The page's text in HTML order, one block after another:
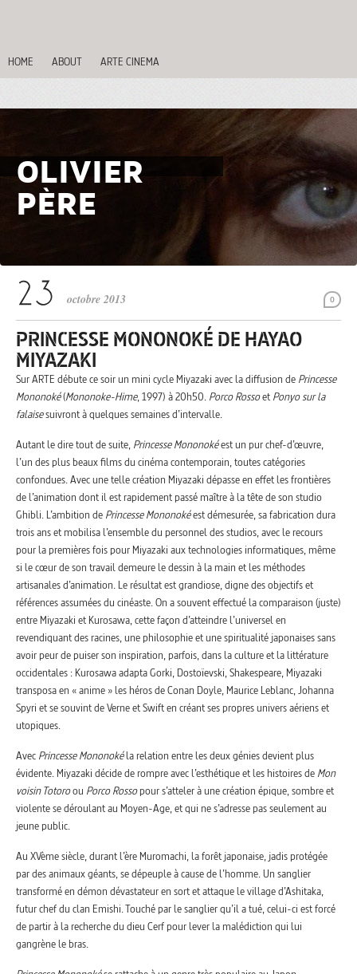
HOME ABOUT ARTE CINEMA
OLIVIER
PÈRE
0
octobre 2013
PRINCESSE MONONOKÉ DE HAYAO
MIYAZAKI
Sur ARTE débute ce soir un mini cycle Miyazaki avec la diffusion de Princesse
Mononoké(Mononoke-Hime, 1997) à 20h50. Porco Rossoet Ponyo sur la
falaisesuivront à quelques semaines d’intervalle.
Autant le dire tout de suite, Princesse Mononokéest un pur chef-d’œuvre,
l’un des plus beaux films du cinéma contemporain, toutes catégories
confondues. Avec une telle création Miyazaki dépasse en effet les frontières
de l’animation dont il est rapidement passé maître à la tête de son studio
Ghibli. L’ambition de Princesse Mononokéest démesurée, sa fabrication dura
trois ans et mobilisa l’ensemble du personnel des studios, avec le recours
pour la premières fois pour Miyazaki aux technologies informatiques, même
si le cœur de son travail demeure le dessin à la main et les méthodes
artisanales d’animation. Le résultat est grandiose, digne des objectifs et
références assumées du cinéaste. On a souvent effectué la comparaison (juste)
entre Miyazaki et Kurosawa, cette façon d’atteindre l’universel en
revendiquant des racines, une philosophie et une spiritualité japonaises sans
avoir peur de puiser son inspiration, parfois, dans la culture et la littérature
occidentales : Kurosawa adapta Gorki, Dostoïevski, Shakespeare, Miyazaki
transposa en « anime » les héros de Conan Doyle, Maurice Leblanc, Johanna
Spyri et se souvint de Verne et Swift en créant ses propres univers aériens et
utopiques.
Avec Princesse Mononokéla relation entre les deux génies devient plus
évidente. Miyazaki décide de rompre avec l’esthétique et les histoires de Mon
voisin Totoroou Porco Rossopour s’atteler à une création épique, sombre et
violente se déroulant au Moyen-Age, et qui ne s’adresse pas seulement au
jeune public.
Au XVème siècle, durant l’ère Muromachi, la forêt japonaise, jadis protégée
par des animaux géants, se dépeuple à cause de l’homme. Un sanglier
transformé en démon dévastateur en sort et attaque le village d’Ashitaka,
futur chef du clan Emishi. Touché par le sanglier qu’il a tué, celui-ci est forcé
de partir à la recherche du dieu Cerf pour lever la malédiction qui lui
gangrène le bras.